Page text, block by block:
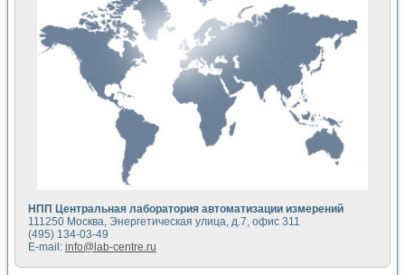
Применение среды LabVIEW для построения картины
Портативная система для определения показателей
Использование LabVIEW для управления источником
Устройство для снятия вольт-амперных характеристик
Передовые научные технологии: нано-, фемто-,
Автоматизированная установка по измерению временных
Автоматизированный лабораторный комплекс на базе
Визуализация моделирования и оптимизации тепловой
Виртуальный прибор для исследования функциональных
Исследование возможности создания экономичного
Исследование кинетики движения макрочастиц в
Метод прогнозирования свойств дисперсных продуктов
Недорогая система управления сверхпроводящим
Применение технологий NI в курсе экспериментальной
Расчет переноса аэрозоля и выпадения осадка в
НПП Центральная лаборатория автоматизации измерений
111250 Москва, Энергетическая улица, д.7, офис 311
(495) 134-03-49
E-mail: info@lab-centre.ru